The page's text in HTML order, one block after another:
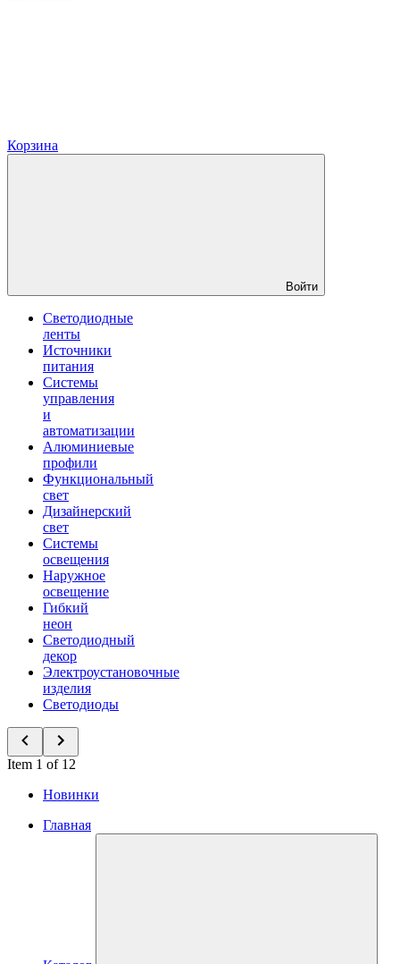
Корзина
Войти
Светодиодные
ленты
Источники
питания
Системы
управления
и
автоматизации
Алюминиевые
профили
Функциональный
свет
Дизайнерский
свет
Системы
освещения
Наружное
освещение
Гибкий
неон
Светодиодный
декор
Электроустановочные
изделия
Светодиоды
Item 1 of 12
Новинки
Главная